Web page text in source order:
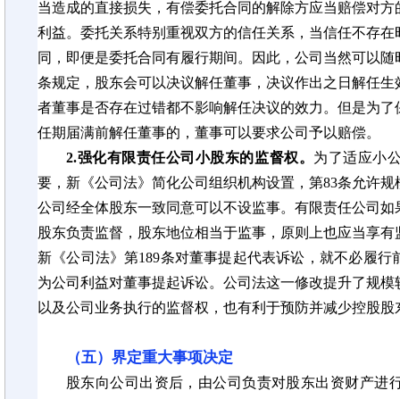
当造成的直接损失，有偿委托合同的解除方应当赔偿对
利益。委托关系特别重视双方的信任关系，当信任不存
同，即便是委托合同有履行期间。因此，公司当然可以
条规定，股东会可以决议解任董事，决议作出之日解任
者董事是否存在过错都不影响解任决议的效力。但是为
任期届满前解任董事的，董事可以要求公司予以赔偿。
2.强化有限责任公司小股东的监督权。 为了适应小
要，新《公司法》简化公司组织机构设置，第83条允许
公司经全体股东一致同意可以不设监事。有限责任公司
股东负责监督，股东地位相当于监事，原则上也应当享
新《公司法》第189条对董事提起代表诉讼，就不必履
为公司利益对董事提起诉讼。公司法这一修改提升了规
以及公司业务执行的监督权，也有利于预防并减少控股
（五）界定重大事项决定
股东向公司出资后，由公司负责对股东出资财产进